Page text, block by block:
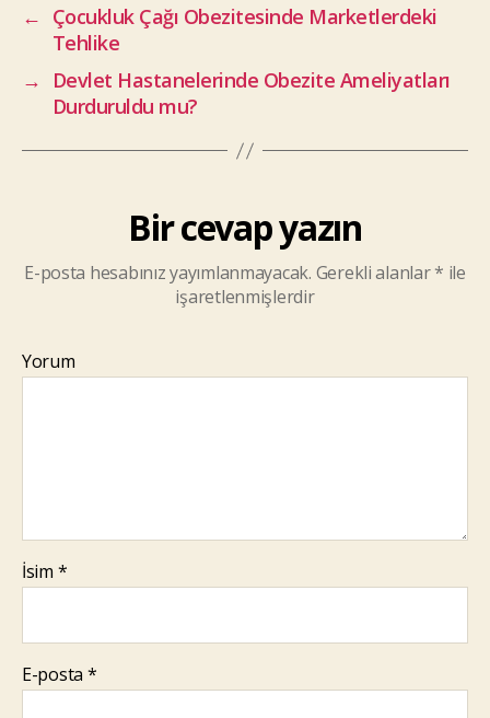
← Çocukluk Çağı Obezitesinde Marketlerdeki
Tehlike
→
Devlet Hastanelerinde Obezite Ameliyatları
Durduruldu mu?
Bir cevap yazın
E-posta hesabınız yayımlanmayacak. Gerekli alanlar* ile
işaretlenmişlerdir
Yorum
İsim *
E-posta *